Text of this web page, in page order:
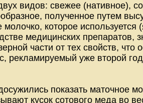
видов: свежее (нативное),
полученное путем
которое используется
медицинских препаратов,
части от тех свойств,
рекламируемый уже второй
показать маточное
кусок сотового меда во